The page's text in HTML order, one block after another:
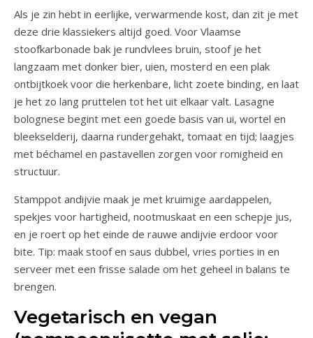
Als je zin hebt in eerlijke, verwarmende kost, dan zit je met
deze drie klassiekers altijd goed. Voor Vlaamse
stoofkarbonade bak je rundvlees bruin, stoof je het
langzaam met donker bier, uien, mosterd en een plak
ontbijtkoek voor die herkenbare, licht zoete binding, en laat
je het zo lang pruttelen tot het uit elkaar valt. Lasagne
bolognese begint met een goede basis van ui, wortel en
bleekselderij, daarna rundergehakt, tomaat en tijd; laagjes
met béchamel en pastavellen zorgen voor romigheid en
structuur.
Stamppot andijvie maak je met kruimige aardappelen,
spekjes voor hartigheid, nootmuskaat en een schepje jus,
en je roert op het einde de rauwe andijvie erdoor voor
bite. Tip: maak stoof en saus dubbel, vries porties in en
serveer met een frisse salade om het geheel in balans te
brengen.
Vegetarisch en vegan